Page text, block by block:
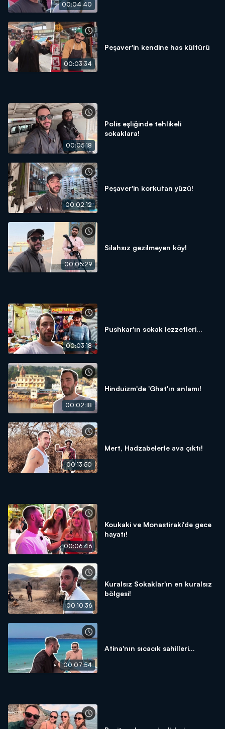
00:04:40
00:03:34
Peşaver'in kendine has kültürü
00:05:18
Polis eşliğinde tehlikeli
sokaklara!
00:02:12
Peşaver'in korkutan yüzü!
00:05:29
Silahsız gezilmeyen köy!
00:03:18
Pushkar'ın sokak lezzetleri...
00:02:18
Hinduizm'de 'Ghat'ın anlamı!
00:13:50
Mert, Hadzabelerle ava çıktı!
00:06:46
Koukaki ve Monastiraki'de gece
hayatı!
00:10:36
Kuralsız Sokaklar'ın en kuralsız
bölgesi!
00:07:54
Atina'nın sıcacık sahilleri...